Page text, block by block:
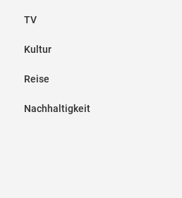
TV
Kultur
Reise
Nachhaltigkeit